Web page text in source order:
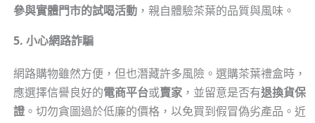
參與實體門市的試喝活動，親自體驗茶葉的品質與風味。
5. 小心網路詐騙
網路購物雖然方便，但也潛藏許多風險。選購茶葉禮盒時，
應選擇信譽良好的電商平台或賣家，並留意是否有退換貨保
證。切勿貪圖過於低廉的價格，以免買到假冒偽劣產品。近